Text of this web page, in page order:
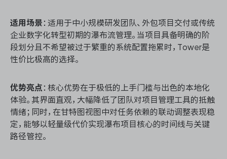
适用场景 ：适用于中小规模研发团队、外包项目交付或传统
企业数字化转型初期的瀑布流管理。当项目具备明确的阶
段划分且不希望被过于繁重的系统配置拖累时，Tower是
性价比极高的选择。
优势亮点 ：核心优势在于极低的上手门槛与出色的本地化
体验。其界面直观，大幅降低了团队对项目管理工具的抵触
情绪；同时，在甘特图视图中对任务依赖的联动调整表现稳
定，能够以轻量级代价实现瀑布项目核心的时间线与关键
路径管控。